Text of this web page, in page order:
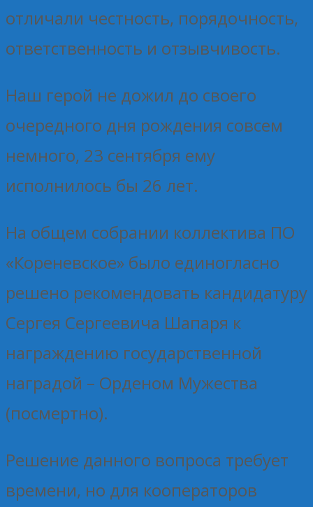
отличали честность, порядочность,
ответственность и отзывчивость.
Наш герой не дожил до своего
очередного дня рождения совсем
немного, 23 сентября ему
исполнилось бы 26 лет.
На общем собрании коллектива ПО
«Кореневское» было единогласно
решено рекомендовать кандидатуру
Сергея Сергеевича Шапаря к
награждению государственной
наградой – Орденом Мужества
(посмертно).
Решение данного вопроса требует
времени, но для кооператоров